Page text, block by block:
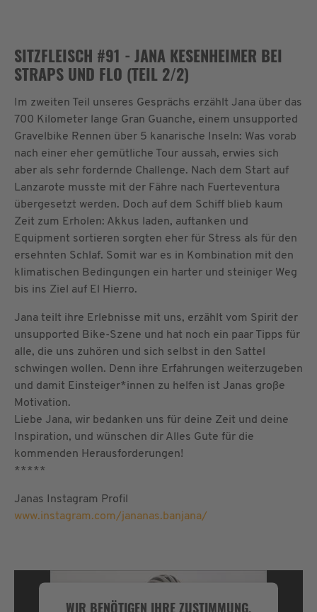
SITZFLEISCH #91 - JANA KESENHEIMER BEI
STRAPS UND FLO (TEIL 2/2)
Im zweiten Teil unseres Gesprächs erzählt Jana über das
700 Kilometer lange Gran Guanche, einem unsupported
Gravelbike Rennen über 5 kanarische Inseln: Was vorab
nach einer eher gemütliche Tour aussah, erwies sich
aber als sehr fordernde Challenge. Nach dem Start auf
Lanzarote musste mit der Fähre nach Fuerteventura
übergesetzt werden. Doch auf dem Schiff blieb kaum
Zeit zum Erholen: Akkus laden, auftanken und
Equipment sortieren sorgten eher für Stress als für den
ersehnten Schlaf. Somit war es in Kombination mit den
klimatischen Bedingungen ein harter und steiniger Weg
bis ins Ziel auf El Hierro.
Jana teilt ihre Erlebnisse mit uns, erzählt vom Spirit der
unsupported Bike-Szene und hat noch ein paar Tipps für
alle, die uns zuhören und sich selbst in den Sattel
schwingen wollen. Denn ihre Erfahrungen weiterzugeben
und damit Einsteiger*innen zu helfen ist Janas große
Motivation.
Liebe Jana, wir bedanken uns für deine Zeit und deine
Inspiration, und wünschen dir Alles Gute für die
kommenden Herausforderungen!
*****
Janas Instagram Profil
www.instagram.com/jananas.banjana/
WIR BENÖTIGEN IHRE ZUSTIMMUNG,